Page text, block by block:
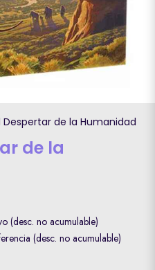
Despertar de la Humanidad
de la
(desc. no acumulable)
(desc. no acumulable)